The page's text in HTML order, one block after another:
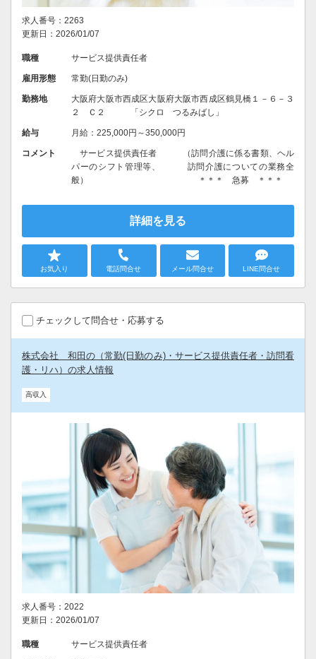
求人番号：2263
更新日：2026/01/07
職種 サービス提供責任者
雇用形態 常勤(日勤のみ)
勤務地
大阪府大阪市西成区大阪府大阪市西成区鶴見橋１－６－３
２ Ｃ２ 「シクロ つるみばし」
給与 月給：225,000円～350,000円
コメント
サービス提供責任者 （訪問介護に係る書類、ヘル
パーのシフト管理等、 訪問介護についての業務全
般） ＊＊＊ 急募 ＊＊＊
詳細を見る
お気入り 電話問合せ メール問合せ LINE問合せ
チェックして問合せ・応募する
株式会社 和田の（常勤(日勤のみ)・サービス提供責任者・訪問看
護・リハ）の求人情報
高収入
求人番号：2022
更新日：2026/01/07
職種 サービス提供責任者